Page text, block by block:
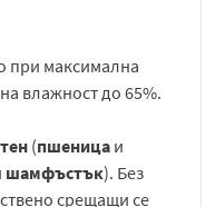
при максимална
влажност до 65%.
(пшеница и
шамфъстък). Без
срещащи се